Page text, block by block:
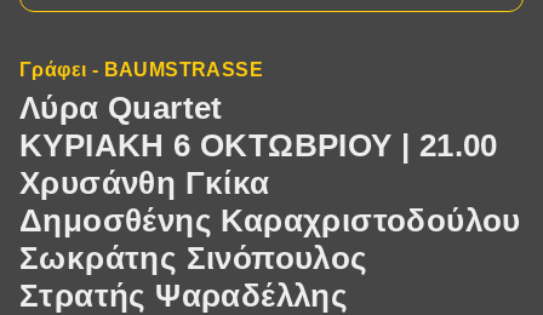
Γράφει - BAUMSTRASSE
Λύρα Quartet
ΚΥΡΙΑΚΗ 6 ΟΚΤΩΒΡΙΟΥ | 21.00
Χρυσάνθη Γκίκα
Δημοσθένης Καραχριστοδούλου
Σωκράτης Σινόπουλος
Στρατής Ψαραδέλλης